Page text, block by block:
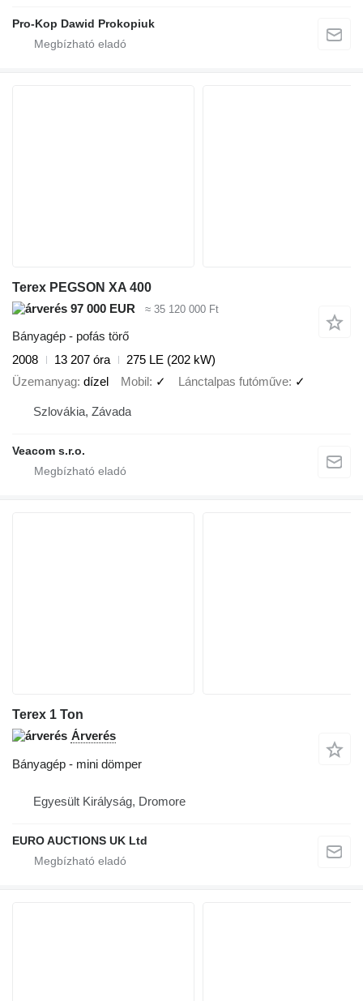
Pro-Kop Dawid Prokopiuk
Terex PEGSON XA 400
97 000 EUR
≈ 35 120 000 Ft
Bányagép - pofás törő
2008
13 207 óra
275 LE (202 kW)
Üzemanyag dízel Mobil ✓ Lánctalpas futóműve ✓
Szlovákia, Závada
Veacom s.r.o.
Terex 1 Ton
Árverés
Bányagép - mini dömper
Egyesült Királyság, Dromore
EURO AUCTIONS UK Ltd